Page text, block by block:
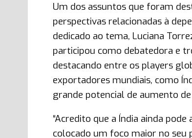
Um dos assuntos que foram
perspectivas relacionadas à
dedicado ao tema, Luciana
participou como debatedora e
destacando entre os players
exportadores mundiais, como
grande potencial de aumento
“Acredito que a Índia ainda
colocado um foco maior no seu